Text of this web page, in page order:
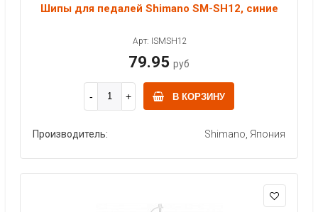
Шипы для педалей Shimano SM-SH12, синие
Арт: ISMSH12
79.95 руб
В КОРЗИНУ
Производитель: Shimano, Япония